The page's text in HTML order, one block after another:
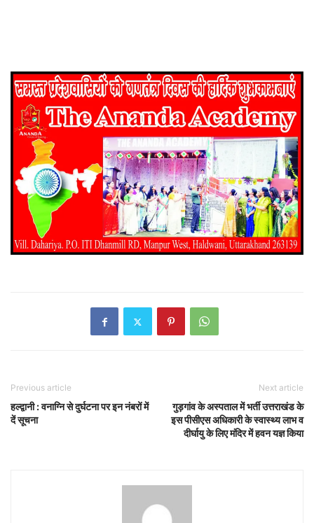
Previous article
हल्द्वानी : वनाग्नि से दुर्घटना पर इन नंबरों में
दें सूचना
Next article
गुड़गांव के अस्पताल में भर्ती उत्तराखंड के
इस पीसीएस अधिकारी के स्वास्थ्य लाभ व
दीर्घायु के लिए मंदिर में हवन यज्ञ किया